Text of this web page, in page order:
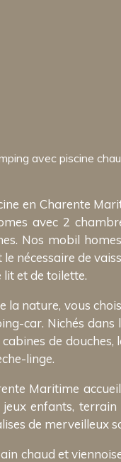
avec piscine
en Charente
avec 2
Nos mobil
nécessaire de
et de toilette.
la nature, vous
car. Nichés
de
linge.
Maritime
enfants,
de merveilleux
chaud et